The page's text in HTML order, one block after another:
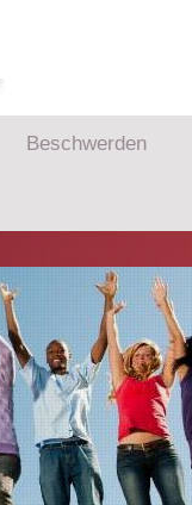
Beschwerden